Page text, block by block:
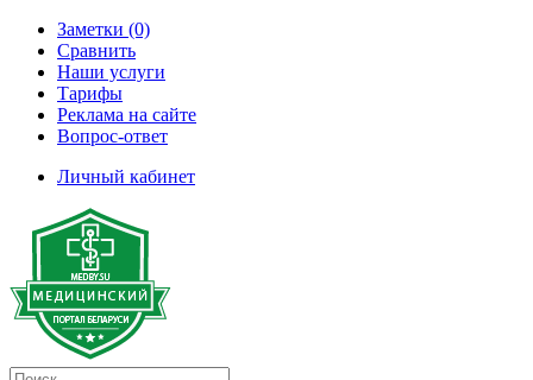
Заметки (0)
Сравнить
Наши услуги
Тарифы
Реклама на сайте
Вопрос-ответ
Личный кабинет